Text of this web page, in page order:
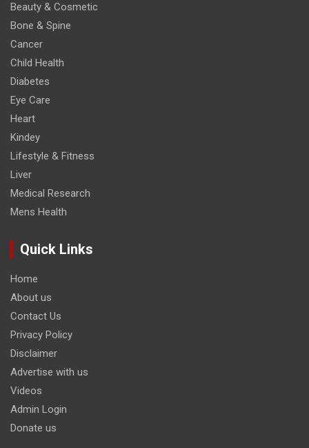
Beauty & Cosmetic
Bone & Spine
Cancer
Child Health
Diabetes
Eye Care
Heart
Kindey
Lifestyle & Fitness
Liver
Medical Research
Mens Health
Quick Links
Home
About us
Contact Us
Privacy Policy
Disclaimer
Advertise with us
Videos
Admin Login
Donate us